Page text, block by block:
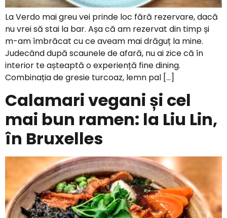
La Verdo mai greu vei prinde loc fără rezervare, dacă
nu vrei să stai la bar. Așa că am rezervat din timp și
m-am îmbrăcat cu ce aveam mai drăguț la mine.
Judecând după scaunele de afară, nu ai zice că în
interior te așteaptă o experiență fine dining.
Combinația de gresie turcoaz, lemn pal […]
Calamari vegani și cel
mai bun ramen: la Liu Lin,
în Bruxelles